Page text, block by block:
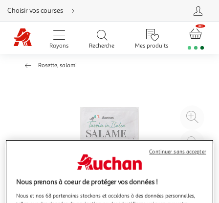
Aller
directement
au
contenu
Aller
directement
Aller
Choisir vos courses
Rayons Recherche Mes produits
Rosette, salami
à
Nous prenons à coeur de protéger vos données !
Nous et nos 68 partenaires stockons et accédons à des données personnelles,
Continuer sans accepter